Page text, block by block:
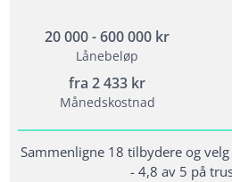
Alder: 20 år
Kunne dokumentere fast inntekt
inkassosaker
20 000 - 600 000 kr
Lånebeløp
fra 2 433 kr
Månedskostnad
Sammenligne 18 tilbydere og
- 4,8 av 5 på